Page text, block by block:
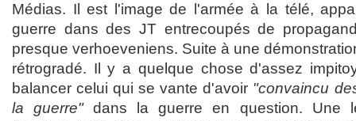
Médias. Il est l'image de l'armée à la télé,
guerre dans des JT entrecoupés de
presque verhoeveniens. Suite à une
rétrogradé. Il y a quelque chose d'assez
balancer celui qui se vante d'avoir "convaincu
la guerre"dans la guerre en question. Une